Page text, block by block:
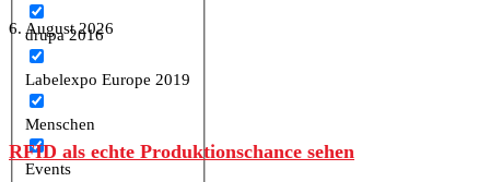
drupa 2016
Labelexpo Europe 2019
Menschen
Events
6. August 2026
RFID als echte Produktionschance sehen